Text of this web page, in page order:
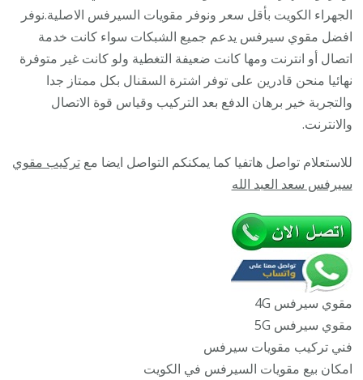
/
/
الجهراء الكويت بأقل سعر ونوفر مقويات السيرفس الاصلية.نوفر
افضل مقوي سيرفس يدعم جميع الشبكات سواء كانت خدمة
اتصال أو انترنت ومها كانت ضعيفة التغطية ولو كانت غير متوفرة
نهائيا منحن قادرين على توفر اشترة السقنال بكل ممتاز جدا
والتجربة خير برهان الدفع بعد التركيب وقياس قوة الاتصال
والانترنت.
للاستعلام تواصل هاتفيا كما يمكنكم التواصل ايضا معتركيب مقوي
سيرفس سعد العبد الله
مقوي سيرفس 4G
مقوي سيرفس 5G
فني تركيب مقويات سيرفس
امكان بيع مقويات السيرفس في الكويت